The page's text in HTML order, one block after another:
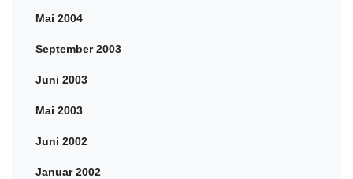
Mai 2004
September 2003
Juni 2003
Mai 2003
Juni 2002
Januar 2002